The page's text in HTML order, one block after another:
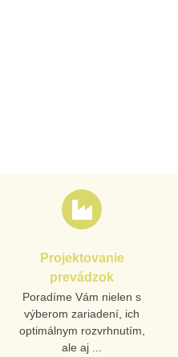
Obľúbeným
Projektovanie
prevádzok
Poradíme Vám nielen s
výberom zariadení, ich
optimálnym rozvrhnutím,
ale aj ...